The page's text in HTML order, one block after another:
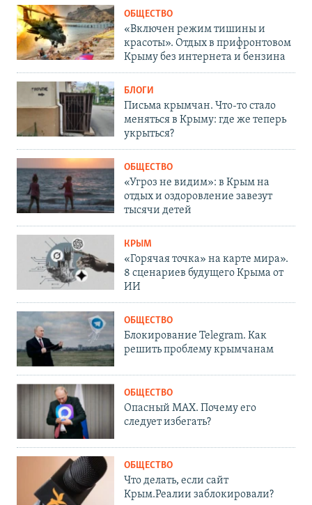
ОБЩЕСТВО
«Включен режим тишины и
красоты». Отдых в прифронтовом
Крыму без интернета и бензина
БЛОГИ
Письма крымчан. Что-то стало
меняться в Крыму: где же теперь
укрыться?
ОБЩЕСТВО
«Угроз не видим»: в Крым на
отдых и оздоровление завезут
тысячи детей
КРЫМ
«Горячая точка» на карте мира».
8 сценариев будущего Крыма от
ИИ
ОБЩЕСТВО
Блокирование Telegram. Как
решить проблему крымчанам
ОБЩЕСТВО
Опасный MAX. Почему его
следует избегать?
ОБЩЕСТВО
Что делать, если сайт
Крым.Реалии заблокировали?